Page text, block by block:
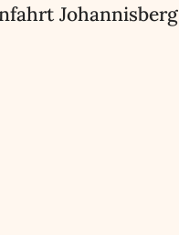
Johannisberg